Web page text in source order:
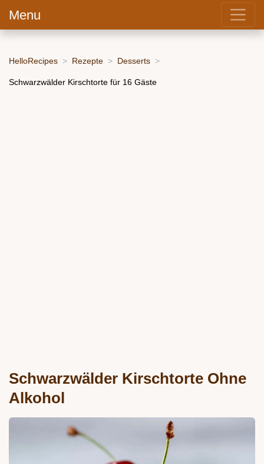
Menu
HelloRecipes Rezepte Desserts
Schwarzwälder Kirschtorte für 16 Gäste
Schwarzwälder Kirschtorte Ohne
Alkohol